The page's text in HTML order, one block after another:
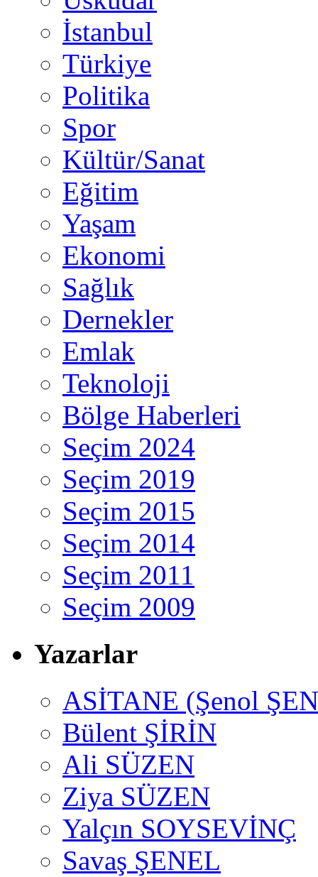
İstanbul
Türkiye
Politika
Spor
Kültür/Sanat
Eğitim
Yaşam
Ekonomi
Sağlık
Dernekler
Emlak
Teknoloji
Bölge Haberleri
Seçim 2024
Seçim 2019
Seçim 2015
Seçim 2014
Seçim 2011
Seçim 2009
Yazarlar
ASİTANE (Şenol
Bülent ŞİRİN
Ali SÜZEN
Ziya SÜZEN
Yalçın SOYSEVİNÇ
Savaş ŞENEL